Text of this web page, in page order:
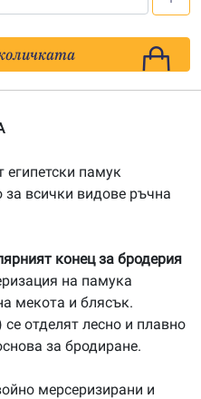
египетски памук
всички видове ръчна
конец за бродерия
на памука
мекота и блясък.
се отделят лесно и плавно
за бродиране.
мерсеризирани и